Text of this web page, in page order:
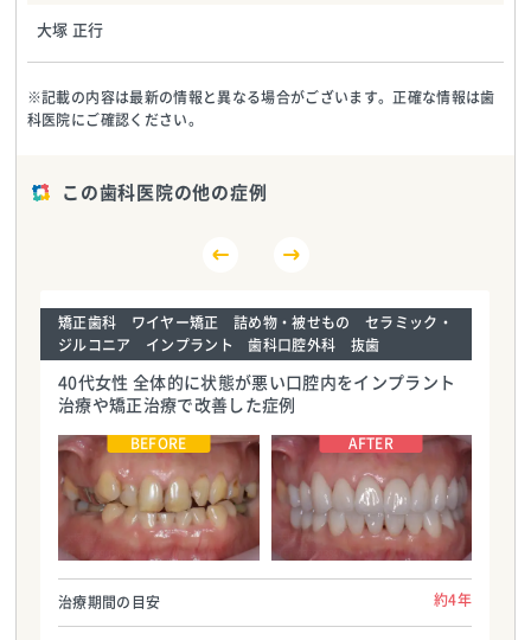
大塚 正行
※記載の内容は最新の情報と異なる場合がございます。正確な情報は歯
科医院にご確認ください。
この歯科医院の他の症例
矯正歯科 ワイヤー矯正 詰め物・被せもの セラミック・
ジルコニア インプラント 歯科口腔外科 抜歯
40代女性 全体的に状態が悪い口腔内をインプラント
治療や矯正治療で改善した症例
TEL:0359038467
大塚歯科
TEL:0359038467
治療期間の目安 約4年